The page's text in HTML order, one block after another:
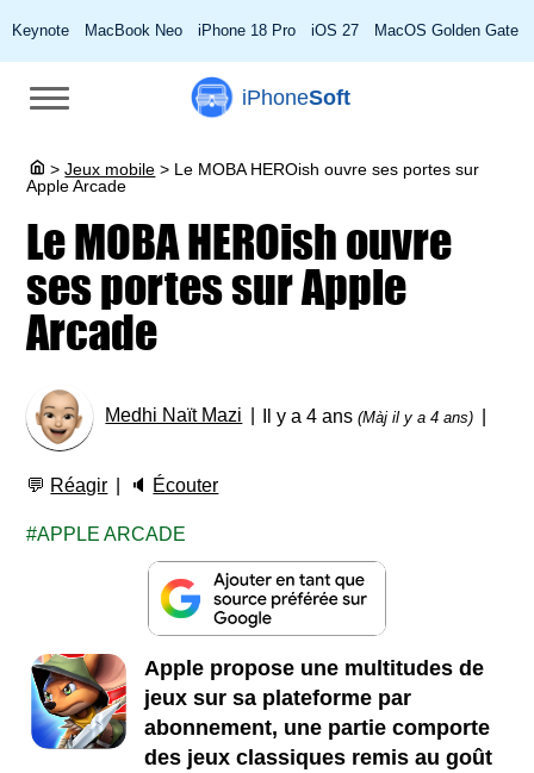
Keynote MacBook Neo iPhone 18 Pro iOS 27 MacOS Golden Gate
iPhoneSoft
> Jeux mobile > Le MOBA HEROish ouvre ses portes sur
Apple Arcade
Le MOBA HEROish ouvre
ses portes sur Apple
Arcade
Medhi Naït Mazi Il y a 4 ans(Màj il y a 4 ans)
💬 Réagir 🔈 Écouter
APPLE ARCADE
Apple propose une multitudes de
jeux sur sa plateforme par
abonnement, une partie comporte
des jeux classiques remis au goût